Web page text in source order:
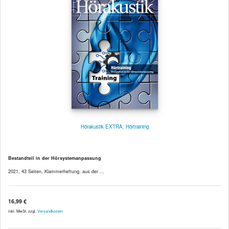
Hörakustik EXTRA: Hörtraining
Bestandteil in der Hörsystemanpassung
2021, 43 Seiten, Klammerheftung, aus der ...
16,99 €
inkl. MwSt. zzgl. Versandkosten